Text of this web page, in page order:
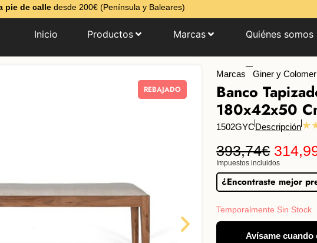
pie de calle desde 200€ (Península y Baleares)
Inicio Productos Marcas Quiénes somos
REBAJADO
Marcas Giner y Colomer
Banco
180x42x50
1502GYCDescripción
393,74€
Impuestos incluidos
¿Encontraste mejor
Temporalmente Sin Stock
Avísame